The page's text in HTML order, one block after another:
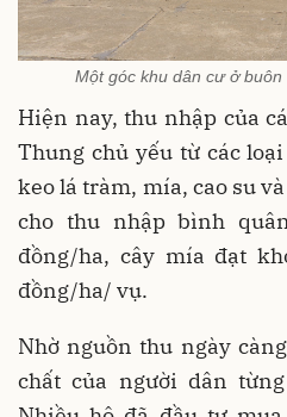
Một góc khu dân cư ở
Hiện nay, thu nhập của
Thung chủ yếu từ các
keo lá tràm, mía, cao su
cho thu nhập bình
đồng/ha, cây mía đạt
đồng/ha/ vụ.
Nhờ nguồn thu ngày
chất của người dân